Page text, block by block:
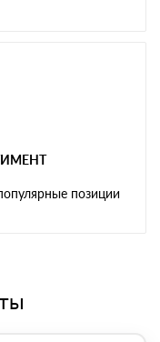
позиции